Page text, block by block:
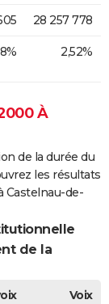
28 257 778
2,52%
À
de la durée du
les résultats
Castelnau-de-
de la
Voix